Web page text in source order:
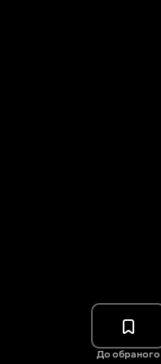
До обраного